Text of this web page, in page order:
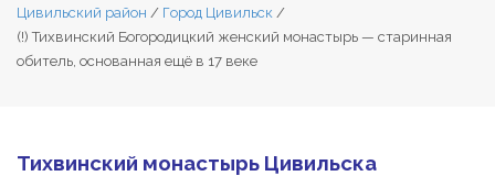
Цивильский район / Город Цивильск /
(!) Тихвинский Богородицкий женский монастырь — старинная
обитель, основанная ещё в 17 веке
Тихвинский монастырь Цивильска